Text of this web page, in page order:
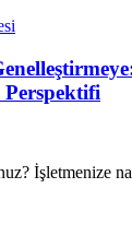
Perspektifi
İşletmenize